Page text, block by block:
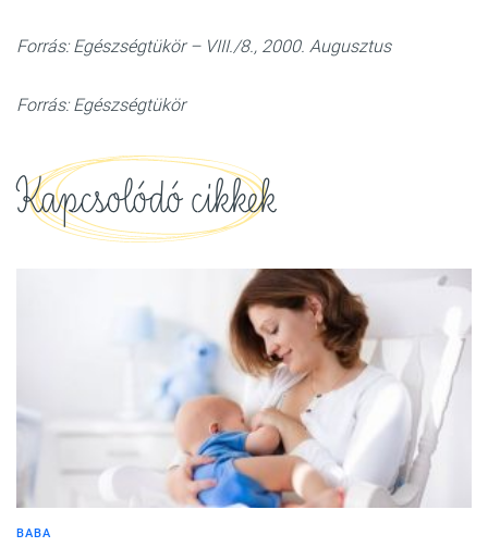
Forrás: Egészségtükör – VIII./8., 2000. Augusztus
Forrás: Egészségtükör
Kapcsolódó cikkek
BABA